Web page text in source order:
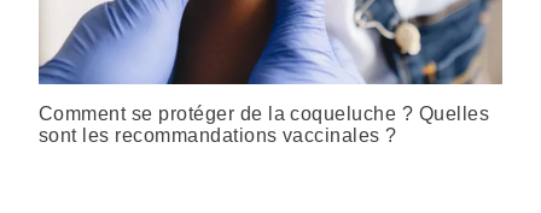
Comment se protéger de la coqueluche ? Quelles
sont les recommandations vaccinales ?